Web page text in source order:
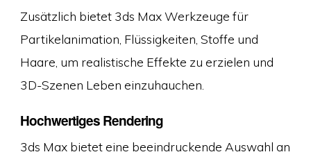
Zusätzlich bietet 3ds Max Werkzeuge für
Partikelanimation, Flüssigkeiten, Stoffe und
Haare, um realistische Effekte zu erzielen und
3D-Szenen Leben einzuhauchen.
Hochwertiges Rendering
3ds Max bietet eine beeindruckende Auswahl an